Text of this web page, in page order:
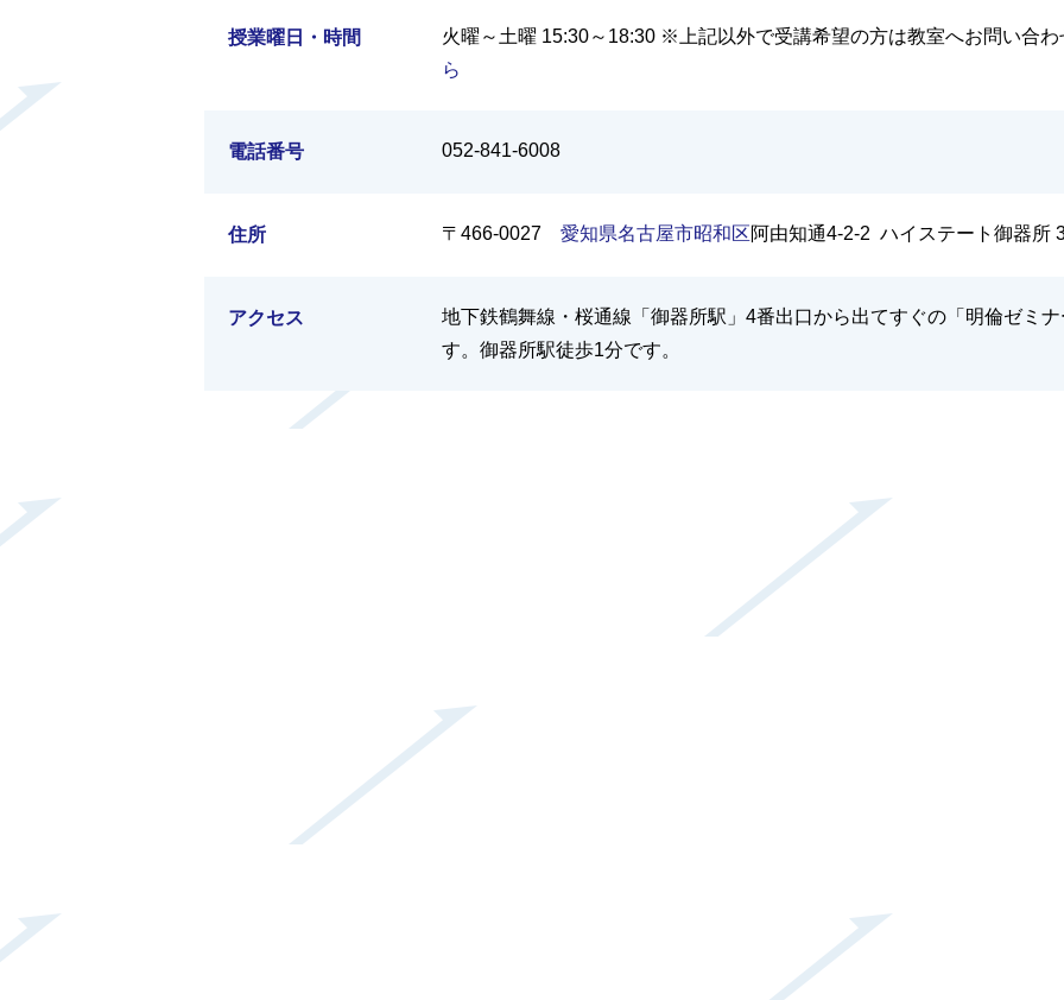
授業曜日・時間
火曜～土曜 15:30～18:30 ※上記以外で受講希望の方は教室へお問い合
ら
電話番号 052-841-6008
住所 〒466-0027 愛知県名古屋市昭和区阿由知通4-2-2 ハイステート御器所
アクセス
地下鉄鶴舞線・桜通線「御器所駅」4番出口から出てすぐの「明倫ゼミ
す。御器所駅徒歩1分です。